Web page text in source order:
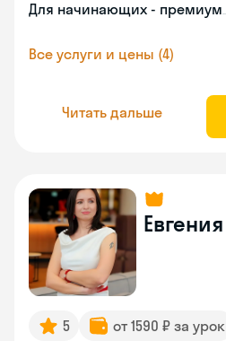
Для начинающих - премиум
Все услуги и цены (4)
Читать дальше
Евгения
5 от 1590 ₽ за урок